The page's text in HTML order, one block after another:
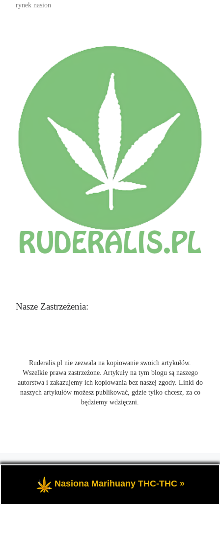
rynek nasion
Nasze Zastrzeżenia:
Ruderalis.pl nie zezwala na kopiowanie swoich artykułów.
Wszelkie prawa zastrzeżone. Artykuły na tym blogu są naszego
autorstwa i zakazujemy ich kopiowania bez naszej zgody. Linki do
naszych artykułów możesz publikować, gdzie tylko chcesz, za co
będziemy wdzięczni.
marihuanie THC i konopi CBD, wszystko na temat uprawy
cannabis i nie tylko.
Nasiona Marihuany THC-THC »